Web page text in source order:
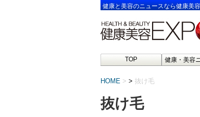
健康と美容のニュースなら健康美
TOP 健康・美容
HOME > 抜け毛
抜け毛